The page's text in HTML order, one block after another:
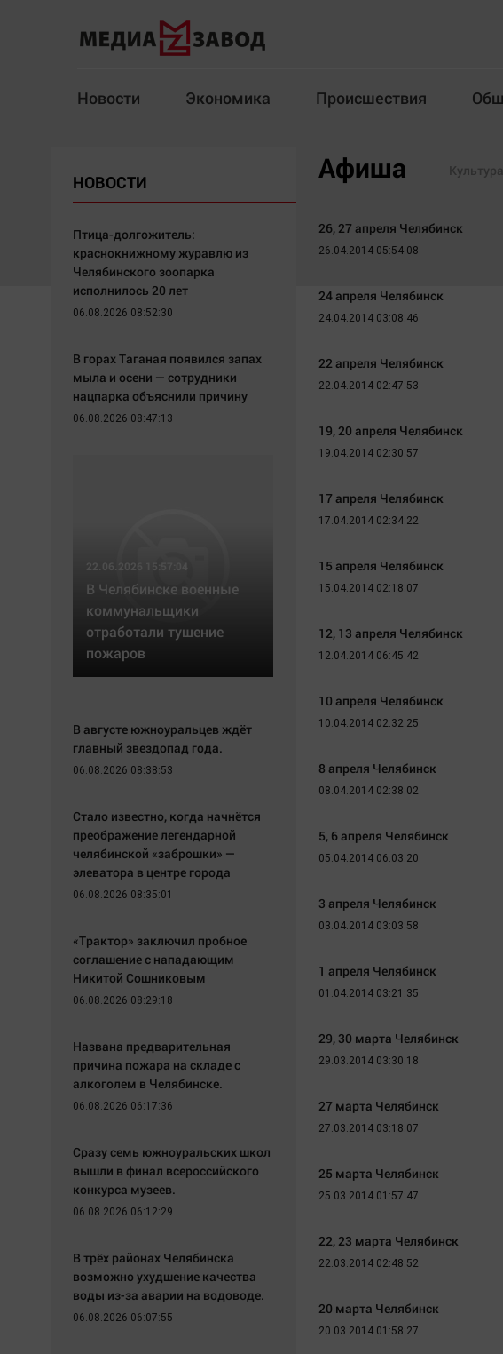
Новости Экономика Происшествия
Курилка
Политика
Экономика
Отраслевые темы
Hедвижимость
НОВОСТИ
Птица-долгожитель:
краснокнижному журавлю из
Челябинского зоопарка
исполнилось 20 лет
06.08.2026 08:52:30
В горах Таганая появился запах
мыла и осени — сотрудники
нацпарка объяснили причину
06.08.2026 08:47:13
22.06.2026 15:57:04
В Челябинске военные
коммунальщики
отработали тушение
пожаров
В августе южноуральцев ждёт
главный звездопад года.
06.08.2026 08:38:53
Стало известно, когда начнётся
преображение легендарной
челябинской «заброшки» —
элеватора в центре города
06.08.2026 08:35:01
«Трактор» заключил пробное
соглашение с нападающим
Никитой Сошниковым
06.08.2026 08:29:18
Названа предварительная
причина пожара на складе с
алкоголем в Челябинске.
06.08.2026 06:17:36
Сразу семь южноуральских школ
вышли в финал всероссийского
конкурса музеев.
06.08.2026 06:12:29
В трёх районах Челябинска
возможно ухудшение качества
воды из-за аварии на водоводе.
06.08.2026 06:07:55
Афиша Культура
26, 27 апреля Челябинск
26.04.2014 05:54:08
24 апреля Челябинск
24.04.2014 03:08:46
22 апреля Челябинск
22.04.2014 02:47:53
19, 20 апреля Челябинск
19.04.2014 02:30:57
17 апреля Челябинск
17.04.2014 02:34:22
15 апреля Челябинск
15.04.2014 02:18:07
12, 13 апреля Челябинск
12.04.2014 06:45:42
10 апреля Челябинск
10.04.2014 02:32:25
8 апреля Челябинск
08.04.2014 02:38:02
5, 6 апреля Челябинск
05.04.2014 06:03:20
3 апреля Челябинск
03.04.2014 03:03:58
1 апреля Челябинск
01.04.2014 03:21:35
29, 30 марта Челябинск
29.03.2014 03:30:18
27 марта Челябинск
27.03.2014 03:18:07
25 марта Челябинск
25.03.2014 01:57:47
22, 23 марта Челябинск
22.03.2014 02:48:52
20 марта Челябинск
20.03.2014 01:58:27